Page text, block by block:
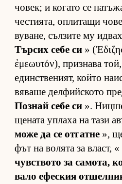
чо­век; и ко­гато се
чес­ти­я­та, оп­ли­тащи
ву­ва­не, съл­зите му
Тър­сих себе си »
ἐμεωυτόν), приз­нава
един­с­т­ве­ни­ят, който
вя­ваше дел­фийс­кото
Поз­най себе си ».
ще­ната уп­лаха на тази
може да се от­гатне »,
фът на во­лята за власт, «
чув­с­т­вото за са­мо­та,
вало ефес­кия